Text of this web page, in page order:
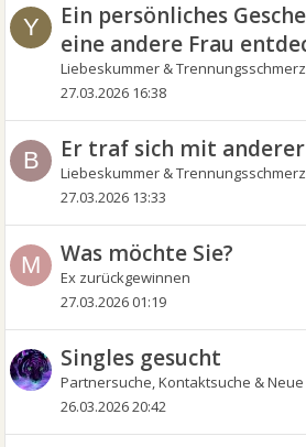
Y
Ein persönliches
eine andere Frau
Liebeskummer & Trennungsschmerz
27.03.2026 16:38
B Er traf sich mit anderer
Liebeskummer & Trennungsschmerz
27.03.2026 13:33
M Was möchte Sie?
Ex zurückgewinnen
27.03.2026 01:19
Singles gesucht
Partnersuche, Kontaktsuche &
26.03.2026 20:42